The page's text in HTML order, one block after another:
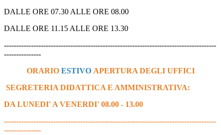
DALLE ORE 07.30 ALLE ORE 08.00
DALLE ORE 11.15 ALLE ORE 13.30
--------------------------------------------------------------------------------------
---------------
ORARIO ESTIVOAPERTURA DEGLI UFFICI
SEGRETERIA DIDATTICA E AMMINISTRATIVA:
DA LUNEDI' A VENERDI' 08.00 - 13.00
--------------------------------------------------------------------------------------
---------------